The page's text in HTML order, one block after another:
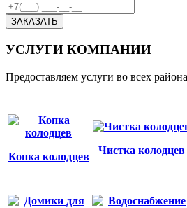
ЗАКАЗАТЬ
УСЛУГИ КОМПАНИИ
Предоставляем услуги во всех
Копка колодцев
Чистка колодцев